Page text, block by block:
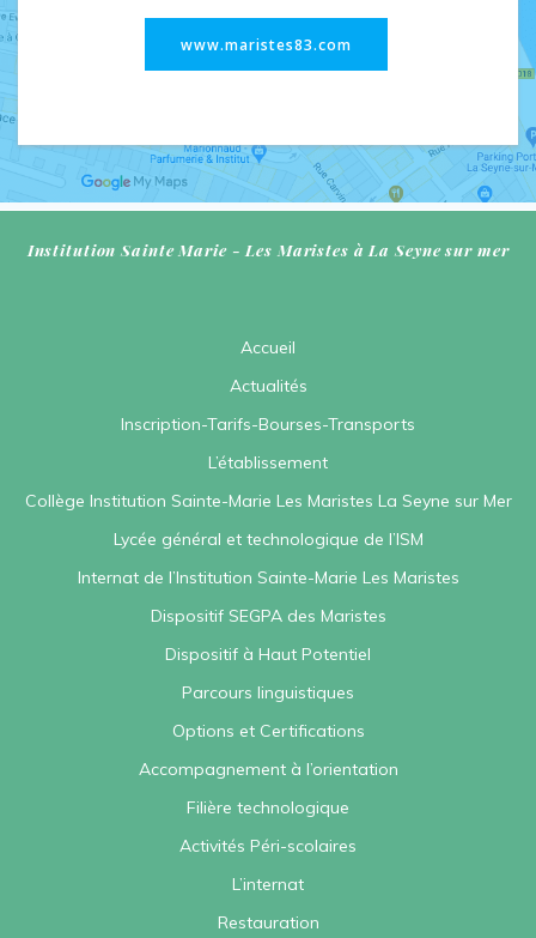
www.maristes83.com
Institution Sainte Marie - Les Maristes à La Seyne sur mer
Accueil
Actualités
Inscription-Tarifs-Bourses-Transports
L’établissement
Collège Institution Sainte-Marie Les Maristes La Seyne sur Mer
Lycée général et technologique de l’ISM
Internat de l’Institution Sainte-Marie Les Maristes
Dispositif SEGPA des Maristes
Dispositif à Haut Potentiel
Parcours linguistiques
Options et Certifications
Accompagnement à l’orientation
Filière technologique
Activités Péri-scolaires
L’internat
Restauration